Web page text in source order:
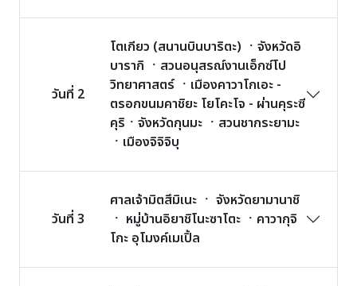
วันที่ 2
โตเกียว (สนานบินบาริตะ) ㆍจังหวัดอิ
บารากิ ㆍสวนอนุสรณ์งานเอ็กซ์โป
วิทยาศาสตร์ ㆍเมืองคาวาโกเอะ -
ตรอกขนมคาชิยะ โยโคะโจ - ผ่านคุระซี
คุริㆍจังหวัดกุนมะ ㆍสวนชากระยามะ
ㆍเมืองจิจิจิบุ
วันที่ 3
ศาลเจ้ามิตสึมิเนะ ㆍ จังหวัดยามานาชิ
ㆍ หมู่บ้านอิยาชิโนะซาโตะ ㆍคาวากุจิ
โกะ อุโมงค์เมเปิ้ล